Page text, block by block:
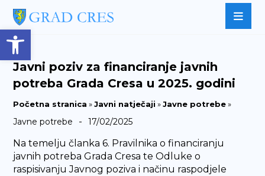
Open toolbar
Javni poziv za financiranje javnih
potreba Grada Cresa u 2025. godini
Početna stranica »Javni natječaji »Javne potrebe»
Javne potrebe - 17/02/2025
Na temelju članka 6. Pravilnika o financiranju
javnih potreba Grada Cresa te Odluke o
raspisivanju Javnog poziva i načinu raspodjele